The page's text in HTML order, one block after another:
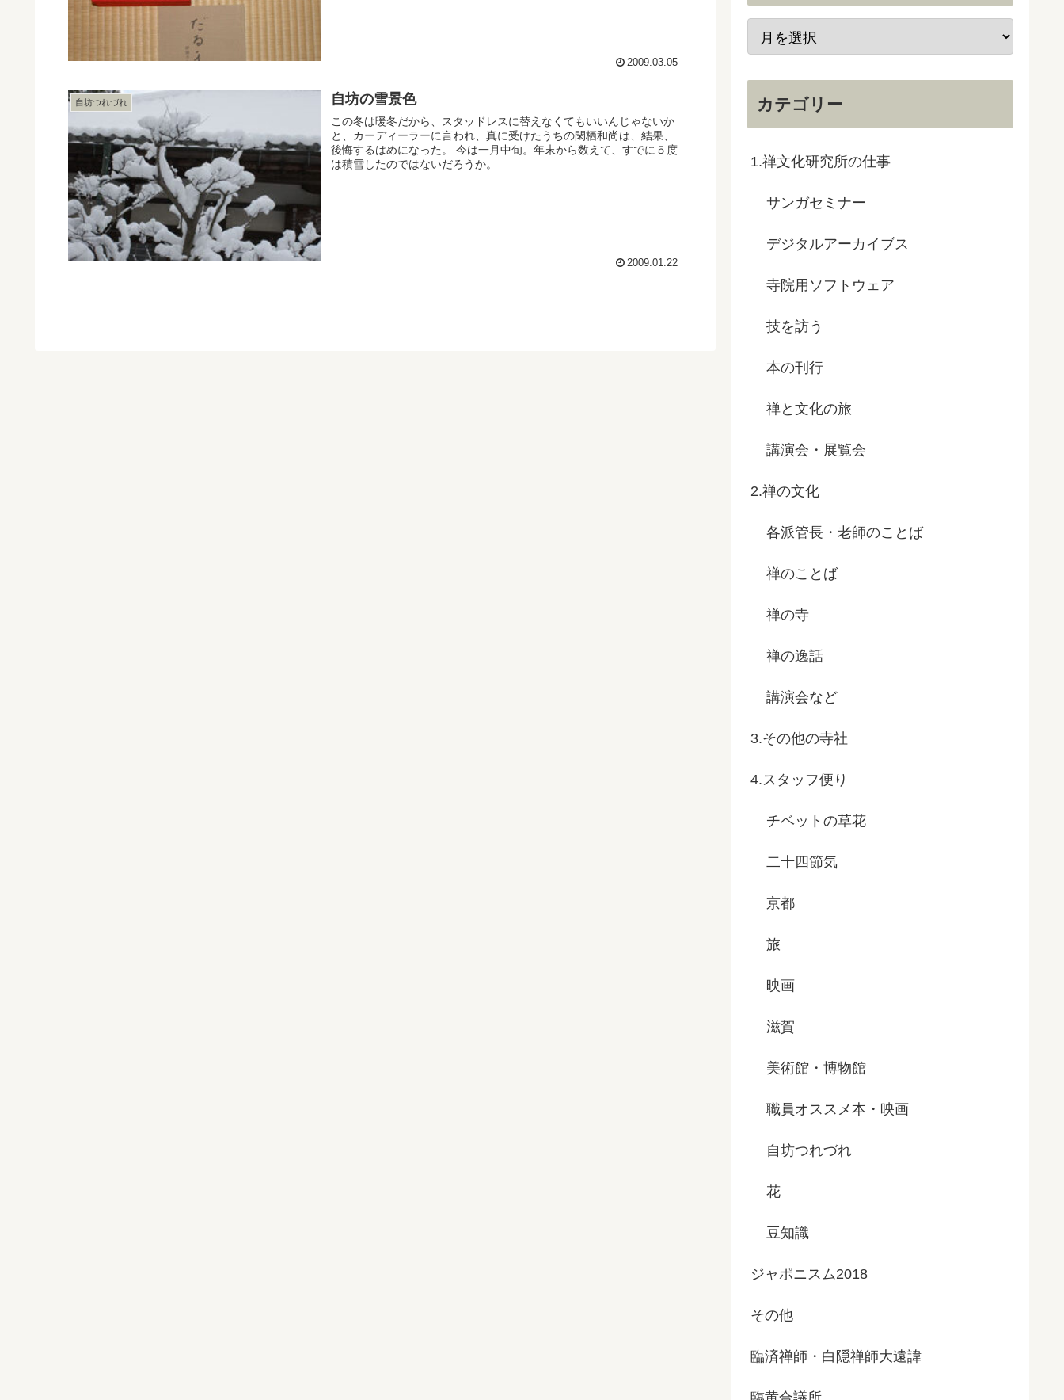
2009.03.05
自坊つれづれ 自坊の雪景色
この冬は暖冬だから、スタッドレスに替えなくてもいいんじゃないか
と、カーディーラーに言われ、真に受けたうちの閑栖和尚は、結果、
後悔するはめになった。 今は一月中旬。年末から数えて、すでに５度
は積雪したのではないだろうか。
2009.01.22
カテゴリー
1.禅文化研究所の仕事
サンガセミナー
デジタルアーカイブス
寺院用ソフトウェア
技を訪う
本の刊行
禅と文化の旅
講演会・展覧会
2.禅の文化
各派管長・老師のことば
禅のことば
禅の寺
禅の逸話
講演会など
3.その他の寺社
4.スタッフ便り
チベットの草花
二十四節気
京都
旅
映画
滋賀
美術館・博物館
職員オススメ本・映画
自坊つれづれ
花
豆知識
ジャポニスム2018
その他
臨済禅師・白隠禅師大遠諱